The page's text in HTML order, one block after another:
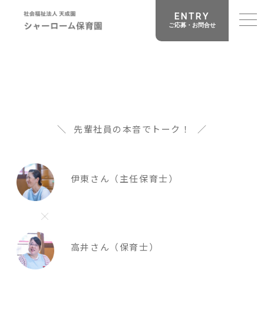
ENTRY
ご応募・お問合せ
先輩社員の本音でトーク！
伊東さん（主任保育士）
高井さん（保育士）